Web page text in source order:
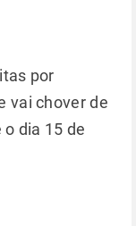
por
vai chover de
dia 15 de